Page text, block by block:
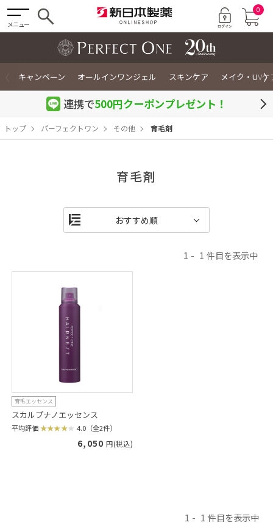
メニュー
0
キャンペーン オールインワンジェル スキンケア メイク・UVケ
〉
連携で500円クーポンプレゼント！
トップ パーフェクトワン その他 育毛剤
育毛剤
1 1
育毛エッセンス
スカルプナノエッセンス
平均評価 4.0（全2件）
6,050 円(税込)
1 1